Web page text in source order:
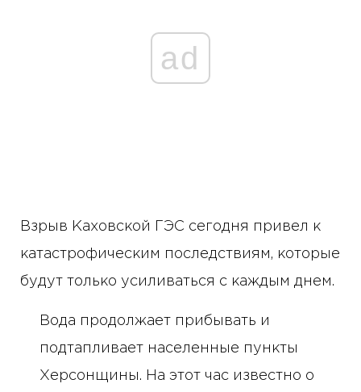
ad
Взрыв Каховской ГЭС сегодня привел к
катастрофическим последствиям, которые
будут только усиливаться с каждым днем.
Вода продолжает прибывать и
подтапливает населенные пункты
Херсонщины. На этот час известно о